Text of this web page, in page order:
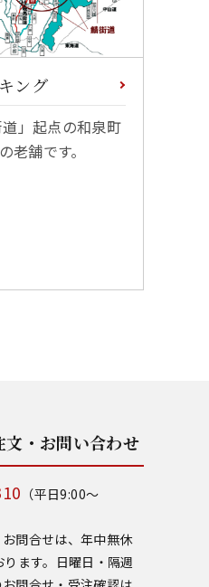
ング
」起点の和泉町
老舗です。
文・お問い合わせ
（平日9:00～
問合せは、年中無休
ます。日曜日・隔週